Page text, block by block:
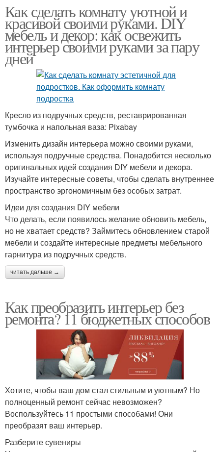
Как сделать комнату уютной и
красивой своими руками. DIY
мебель и декор: как освежить
интерьер своими руками за пару
дней
Кресло из подручных средств, реставрированная
тумбочка и напольная ваза: Pixabay
Изменить дизайн интерьера можно своими руками,
используя подручные средства. Понадобится несколько
оригинальных идей создания DIY мебели и декора.
Изучайте интересные советы, чтобы сделать внутреннее
пространство эргономичным без особых затрат.
Идеи для создания DIY мебели
Что делать, если появилось желание обновить мебель,
но не хватает средств? Займитесь обновлением старой
мебели и создайте интересные предметы мебельного
гарнитура из подручных средств.
читать дальше →
Как преобразить интерьер без
ремонта? 11 бюджетных способов
Хотите, чтобы ваш дом стал стильным и уютным? Но
полноценный ремонт сейчас невозможен?
Воспользуйтесь 11 простыми способами! Они
преобразят ваш интерьер.
Разберите сувениры